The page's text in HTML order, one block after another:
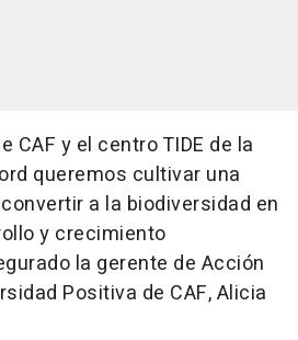
CAF y el centro TIDE de la
queremos cultivar una
a la biodiversidad en
y crecimiento
la gerente de Acción
Positiva de CAF, Alicia